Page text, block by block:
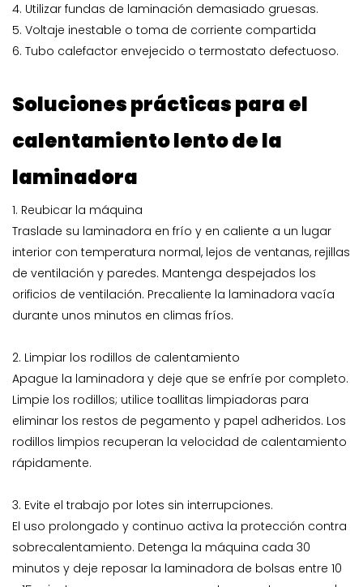
4. Utilizar fundas de laminación demasiado gruesas.
5. Voltaje inestable o toma de corriente compartida
6. Tubo calefactor envejecido o termostato defectuoso.
Soluciones prácticas para el
calentamiento lento de la
laminadora
1. Reubicar la máquina
Traslade su laminadora en frío y en caliente a un lugar
interior con temperatura normal, lejos de ventanas, rejillas
de ventilación y paredes. Mantenga despejados los
orificios de ventilación. Precaliente la laminadora vacía
durante unos minutos en climas fríos.
2. Limpiar los rodillos de calentamiento
Apague la laminadora y deje que se enfríe por completo.
Limpie los rodillos; utilice toallitas limpiadoras para
eliminar los restos de pegamento y papel adheridos. Los
rodillos limpios recuperan la velocidad de calentamiento
rápidamente.
3. Evite el trabajo por lotes sin interrupciones.
El uso prolongado y continuo activa la protección contra
sobrecalentamiento. Detenga la máquina cada 30
minutos y deje reposar la laminadora de bolsas entre 10